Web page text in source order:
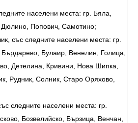
населени места: гр. Бяла,
Дюлино, Попович, Самотино;
със следните населени места: гр.
Булаир, Венелин, Голица,
Детелина, Кривини, Нова Шипка,
Рудник, Солник, Старо Оряхово,
следните населени места: гр.
Бозвелийско, Бързица, Венчан,